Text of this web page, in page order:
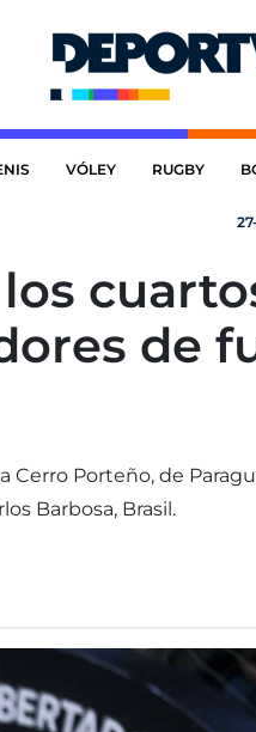
VÓLEY RUGBY
de
Cerro Porteño, de
Barbosa, Brasil.